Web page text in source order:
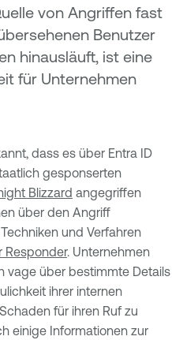
von Angriffen fast
Benutzer
hinausläuft, ist eine
für Unternehmen
dass es über Entra ID
gesponserten
Blizzard angegriffen
über den Angriff
und Verfahren
Responder. Unternehmen
vage über bestimmte Details
ihrer internen
für ihren Ruf zu
einige Informationen zur